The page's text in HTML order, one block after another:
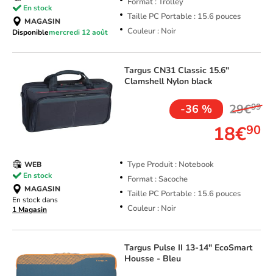
Taille PC Portable : 15.6 pouces
Couleur : Noir
En stock
MAGASIN
Disponiblemercredi 12 août
Targus CN31 Classic 15.6"
Clamshell Nylon black
-36 % 29€99
18€90
Type Produit : Notebook
Format : Sacoche
Taille PC Portable : 15.6 pouces
Couleur : Noir
WEB
En stock
MAGASIN
En stock dans
1 Magasin
Targus Pulse II 13-14" EcoSmart
Housse - Bleu